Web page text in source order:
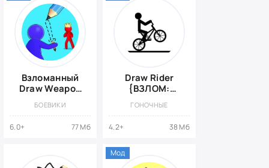
Взломанный
Draw Weapon
БОЕВИКИ
6.0+ 77 Мб
Draw Rider
{ВЗЛОМ:
версия}
ГОНОЧНЫЕ
4.2+ 38 Мб
Мод